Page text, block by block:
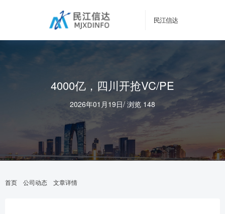
民江信达
4000亿，四川开抢VC/PE
2026年01月19日/ 浏览 148
首页 公司动态 文章详情